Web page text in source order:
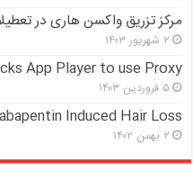
مرکز تزریق واکسن هاری در
۲ شهریور ۱۴۰۳
App Player to use Proxy
۵ فروردین ۱۴۰۳
Induced Hair Loss
۲ بهمن ۱۴۰۲